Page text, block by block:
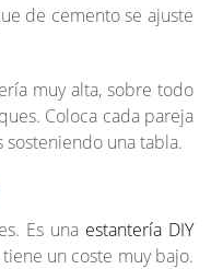
de cemento se ajuste
muy alta, sobre todo
Coloca cada pareja
una tabla.
Es una estantería DIY
un coste muy bajo.